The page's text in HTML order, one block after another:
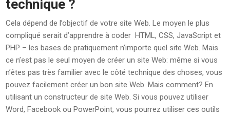
technique ?
Cela dépend de l’objectif de votre site Web. Le moyen le plus
compliqué serait d’apprendre à coder HTML, CSS, JavaScript et
PHP – les bases de pratiquement n’importe quel site Web. Mais
ce n’est pas le seul moyen de créer un site Web: même si vous
n’êtes pas très familier avec le côté technique des choses, vous
pouvez facilement créer un bon site Web. Mais comment? En
utilisant un constructeur de site Web. Si vous pouvez utiliser
Word, Facebook ou PowerPoint, vous pourrez utiliser ces outils